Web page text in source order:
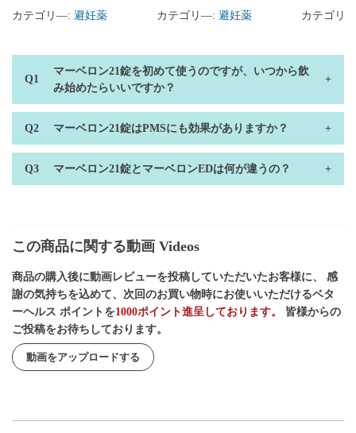
5段階中 4.40の評価
カテゴリ―: 避妊薬 5段階中 4.75の評価
カテゴリ―: 避妊薬 5段階中
カテゴリ
マーベロン21錠を初めて使うのですが、いつから飲
み始めたらいいですか？
マーベロン21錠はPMSにも効果がありますか？
マーベロン21錠とマーベロンEDは何が違うの？
この商品に関する動画 Videos
商品の購入後に動画レビューを投稿していただいたお客様に、 感
謝の気持ちを込めて、次回のお買い物時にお使いいただけるベタ
ーヘルス ポイントを1000ポイント進呈しております。
皆様からの
ご投稿をお待ちしております。
動画をアップロードする